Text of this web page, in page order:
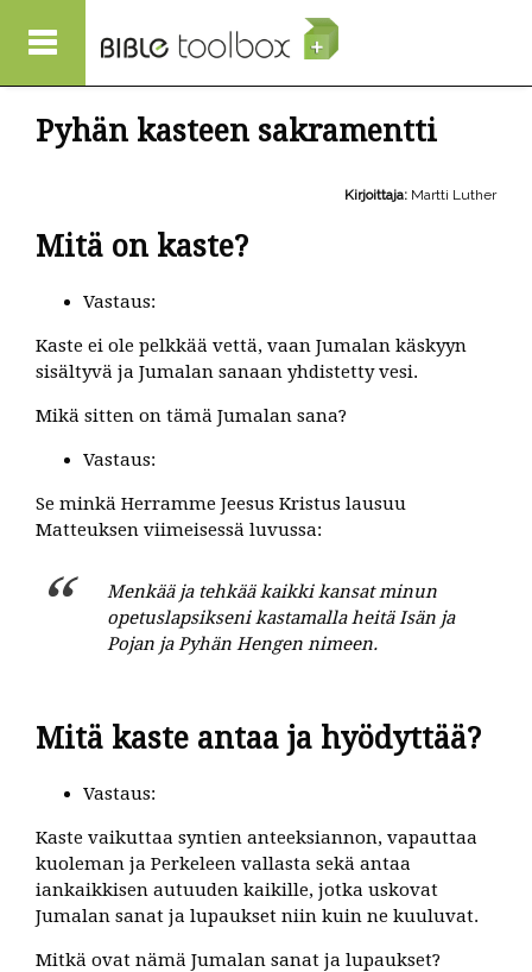
Pyhän kasteen sakramentti
Kirjoittaja: Martti Luther
Mitä on kaste?
Vastaus:
Kaste ei ole pelkkää vettä, vaan Jumalan käskyyn
sisältyvä ja Jumalan sanaan yhdistetty vesi.
Mikä sitten on tämä Jumalan sana?
Vastaus:
Se minkä Herramme Jeesus Kristus lausuu
Matteuksen viimeisessä luvussa:
Menkää ja tehkää kaikki kansat minun
opetuslapsikseni kastamalla heitä Isän ja
Pojan ja Pyhän Hengen nimeen.
Mitä kaste antaa ja hyödyttää?
Vastaus:
Kaste vaikuttaa syntien anteeksiannon, vapauttaa
kuoleman ja Perkeleen vallasta sekä antaa
iankaikkisen autuuden kaikille, jotka uskovat
Jumalan sanat ja lupaukset niin kuin ne kuuluvat.
Mitkä ovat nämä Jumalan sanat ja lupaukset?